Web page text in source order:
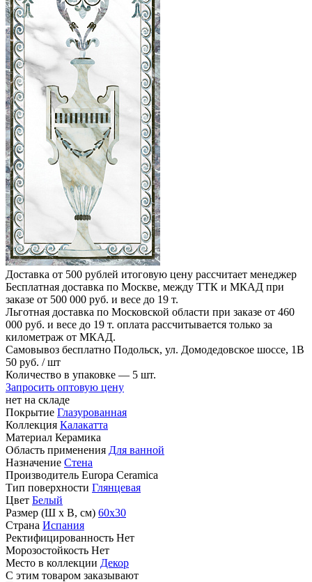
Доставка от 500 рублей итоговую цену рассчитает менеджер
Бесплатная доставка по Москве, между ТТК и МКАД при
заказе от 500 000 руб. и весе до 19 т.
Льготная доставка по Московской области при заказе от 460
000 руб. и весе до 19 т. оплата рассчитывается только за
километраж от МКАД.
Самовывоз бесплатно Подольск, ул. Домодедовское шоссе, 1В
50 руб. / шт
Количество в упаковке — 5 шт.
Запросить оптовую цену
нет на складе
Покрытие Глазурованная
Коллекция Калакатта
Материал Керамика
Область применения Для ванной
Назначение Стена
Производитель Europa Ceramica
Тип поверхности Глянцевая
Цвет Белый
Размер (Ш х В, см) 60х30
Страна Испания
Ректифицированность Нет
Морозостойкость Нет
Место в коллекции Декор
С этим товаром заказывают